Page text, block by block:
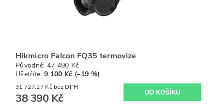
Hikmicro Falcon FQ35 termovize
Původně: 47 490 Kč
Ušetříte:9 100 Kč (–19 %)
31 727,27 Kč bez DPH
38 390 Kč